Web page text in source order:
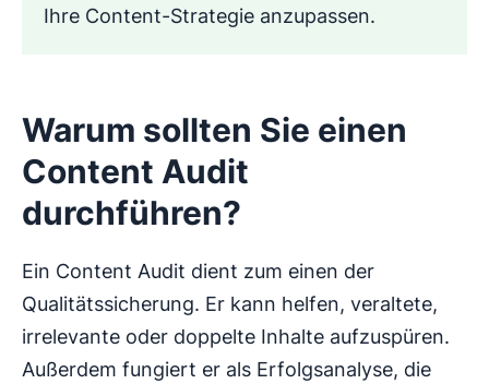
Ihre Content-Strategie anzupassen.
Warum sollten Sie einen
Content Audit
durchführen?
Ein Content Audit dient zum einen der
Qualitätssicherung. Er kann helfen, veraltete,
irrelevante oder doppelte Inhalte aufzuspüren.
Außerdem fungiert er als Erfolgsanalyse, die